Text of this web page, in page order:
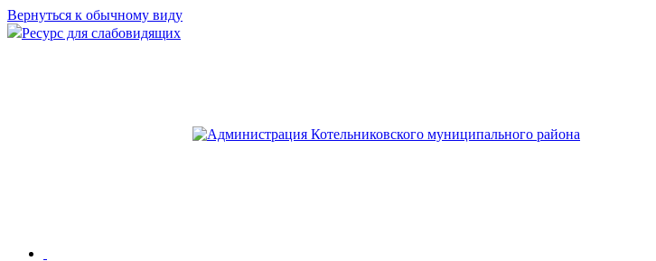
Вернуться к обычному виду
Ресурс для слабовидящих